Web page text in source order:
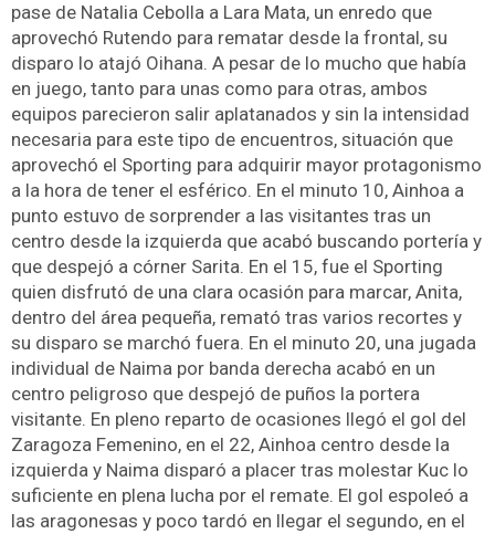
pase de Natalia Cebolla a Lara Mata, un enredo que
aprovechó Rutendo para rematar desde la frontal, su
disparo lo atajó Oihana. A pesar de lo mucho que había
en juego, tanto para unas como para otras, ambos
equipos parecieron salir aplatanados y sin la intensidad
necesaria para este tipo de encuentros, situación que
aprovechó el Sporting para adquirir mayor protagonismo
a la hora de tener el esférico. En el minuto 10, Ainhoa a
punto estuvo de sorprender a las visitantes tras un
centro desde la izquierda que acabó buscando portería y
que despejó a córner Sarita. En el 15, fue el Sporting
quien disfrutó de una clara ocasión para marcar, Anita,
dentro del área pequeña, remató tras varios recortes y
su disparo se marchó fuera. En el minuto 20, una jugada
individual de Naima por banda derecha acabó en un
centro peligroso que despejó de puños la portera
visitante. En pleno reparto de ocasiones llegó el gol del
Zaragoza Femenino, en el 22, Ainhoa centro desde la
izquierda y Naima disparó a placer tras molestar Kuc lo
suficiente en plena lucha por el remate. El gol espoleó a
las aragonesas y poco tardó en llegar el segundo, en el